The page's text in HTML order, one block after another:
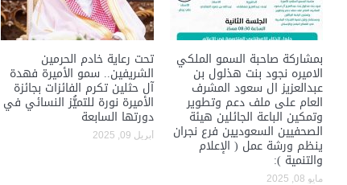
بمشاركة صاحبة السمو الملكي
الاميره نجود بنت هذلول بن
عبدالعزيز ال سعود المشرف
العام على ملف دعم وتطوير
وتمكين الباعة الجائلين هيئة
الصحفيين السعوديين فرع نجران
ينظم ورشة عمل ( الإعلام
والتنمية ):
مايو 08, 2025
تحت رعاية خادم الحرمين
الشريفين.. سمو الأميرة فهدة
آل حثلين تكرم الفائزات بجائزة
الأميرة نورة للتميُّز النسائي في
دورتها السابعة
أبريل 09, 2025
حوار يحمل جينات الوطن مع الأمير
مشعل بن عبد الله بن عبد العزيز
عبد الله ) … عاشق
نجران